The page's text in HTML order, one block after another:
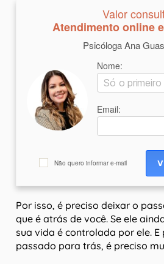
Valor
Atendimento online
Psicóloga Ana
Nome:
Email:
Não quero informar e-mail
Por isso, é preciso deixar o
que é atrás de você. Se ele
sua vida é controlada por ele. E
passado para trás, é preciso